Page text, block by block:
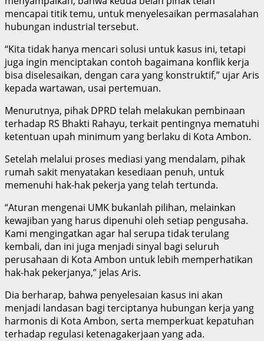
mencapai titik temu, untuk menyelesaikan permasalahan
hubungan industrial tersebut.
“Kita tidak hanya mencari solusi untuk kasus ini, tetapi
juga ingin menciptakan contoh bagaimana konflik kerja
bisa diselesaikan, dengan cara yang konstruktif,” ujar Aris
kepada wartawan, usai pertemuan.
Menurutnya, pihak DPRD telah melakukan pembinaan
terhadap RS Bhakti Rahayu, terkait pentingnya mematuhi
ketentuan upah minimum yang berlaku di Kota Ambon.
Setelah melalui proses mediasi yang mendalam, pihak
rumah sakit menyatakan kesediaan penuh, untuk
memenuhi hak-hak pekerja yang telah tertunda.
“Aturan mengenai UMK bukanlah pilihan, melainkan
kewajiban yang harus dipenuhi oleh setiap pengusaha.
Kami mengingatkan agar hal serupa tidak terulang
kembali, dan ini juga menjadi sinyal bagi seluruh
perusahaan di Kota Ambon untuk lebih memperhatikan
hak-hak pekerjanya,” jelas Aris.
Dia berharap, bahwa penyelesaian kasus ini akan
menjadi landasan bagi terciptanya hubungan kerja yang
harmonis di Kota Ambon, serta memperkuat kepatuhan
terhadap regulasi ketenagakerjaan yang ada.